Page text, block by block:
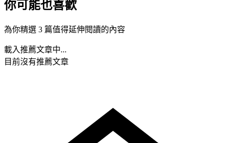
你可能也喜歡
為你精選 3 篇值得延伸閱讀的內容
載入推薦文章中...
目前沒有推薦文章